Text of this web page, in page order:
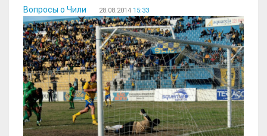
Вопросы о Чили 28.08.2014 15:33